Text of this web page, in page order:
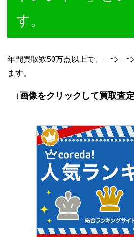
す。
年間買取数50万点以上で、一つ一
ます。
↓画像をクリックして買取査